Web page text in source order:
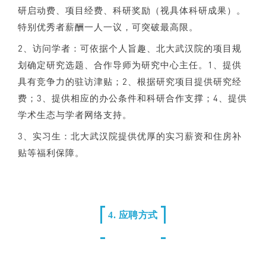
研启动费、项目经费、科研奖励（视具体科研成果）。
特别优秀者薪酬一人一议，可突破最高限。
2、访问学者：可依据个人旨趣、北大武汉院的项目规
划确定研究选题、合作导师为研究中心主任。1、提供
具有竞争力的驻访津贴；2、根据研究项目提供研究经
费；3、提供相应的办公条件和科研合作支撑；4、提供
学术生态与学者网络支持。
3、实习生：北大武汉院提供优厚的实习薪资和住房补
贴等福利保障。
4. 应聘方式